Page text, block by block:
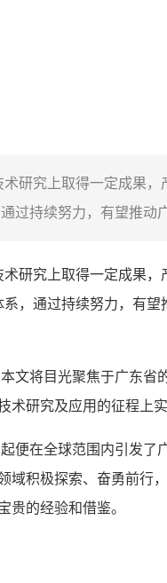
研究上取得一定成果
过持续努力，有望推动
研究上取得一定成果，
，通过持续努力，有
文将目光聚焦于广东省
研究及应用的征程上实
便在全球范围内引发
积极探索、奋勇前行
贵的经验和借鉴。